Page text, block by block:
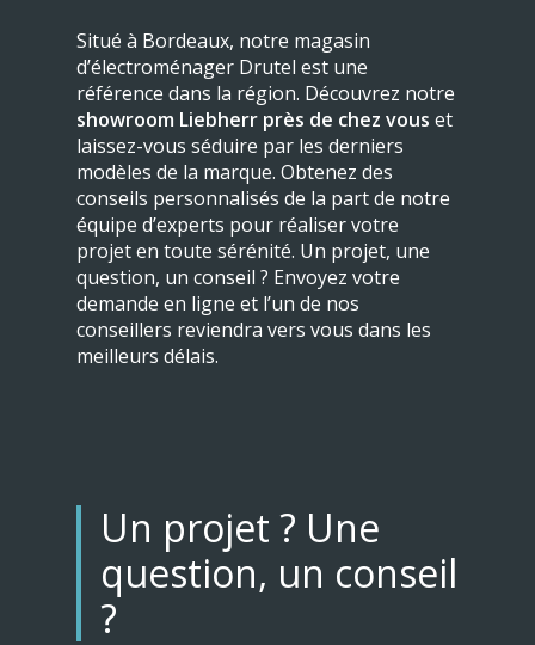
Situé à Bordeaux, notre magasin
d’électroménager Drutel est une
référence dans la région. Découvrez notre
showroom Liebherr près de chez vous et
laissez-vous séduire par les derniers
modèles de la marque. Obtenez des
conseils personnalisés de la part de notre
équipe d’experts pour réaliser votre
projet en toute sérénité. Un projet, une
question, un conseil ? Envoyez votre
demande en ligne et l’un de nos
conseillers reviendra vers vous dans les
meilleurs délais.
Un projet ? Une
question, un conseil
?